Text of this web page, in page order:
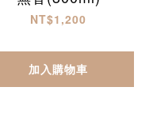
NT$1,200
加入購物車